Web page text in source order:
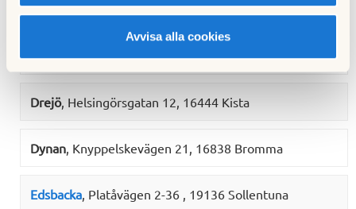
Avvisa alla cookies
19434 Upplands Väsby
Dragonen (Märsta), Sätunavägen 19-24
Drejö, Helsingörsgatan 12, 16444 Kista
Dynan, Knyppelskevägen 21, 16838 Bromma
Edsbacka, Platåvägen 2-36 , 19136 Sollentuna